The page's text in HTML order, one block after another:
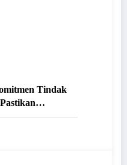
Tindak
SDA Berkeadilan